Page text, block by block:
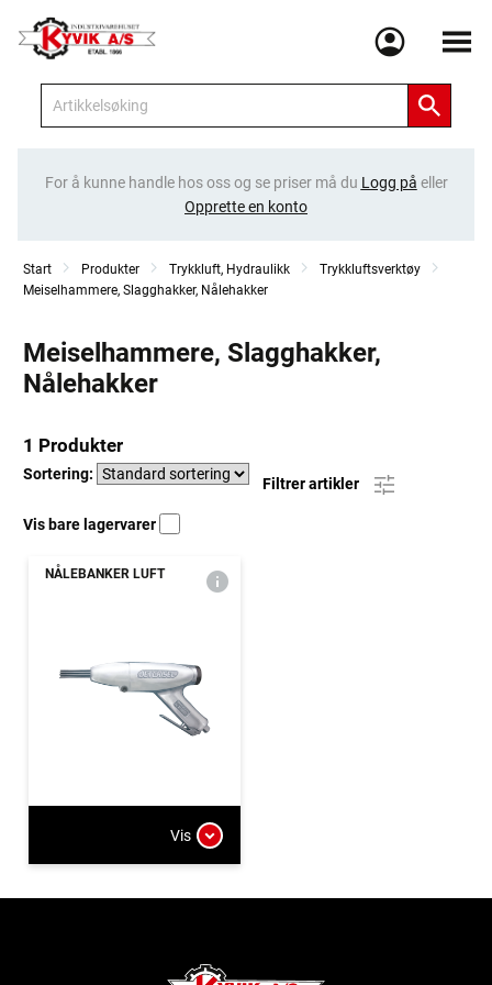
Meny
For å kunne handle hos oss og se priser må du Logg på eller
Opprette en konto
Start Produkter Trykkluft, Hydraulikk
Trykkluftsverktøy
Meiselhammere, Slagghakker, Nålehakker
Meiselhammere, Slagghakker,
Nålehakker
1 Produkter
Sortering:
Filtrer artikler
Vis bare lagervarer
NÅLEBANKER LUFT
Vis